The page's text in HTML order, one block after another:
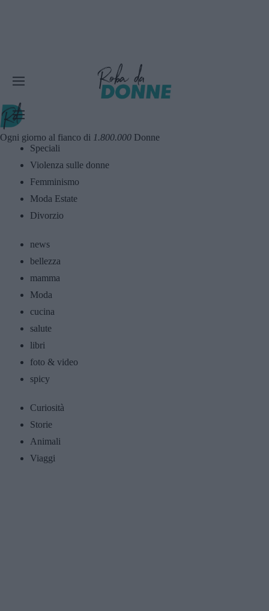
Ogni giorno al fianco di 1.800.000 Donne
Speciali
Violenza sulle donne
Femminismo
Moda Estate
Divorzio
news
bellezza
mamma
Moda
cucina
salute
libri
foto & video
spicy
Curiosità
Storie
Animali
Viaggi